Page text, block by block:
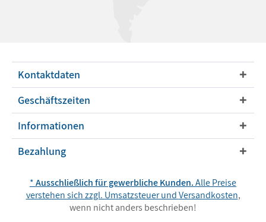
Kontaktdaten
Geschäftszeiten
Informationen
Bezahlung
*Ausschließlich für gewerbliche Kunden.Alle Preise
verstehen sich zzgl. Umsatzsteuer undVersandkosten,
wenn nicht anders beschrieben!